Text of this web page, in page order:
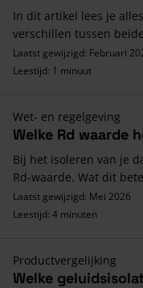
In dit artikel lees je
verschillen tussen
Laatst gewijzigd: Februari
Leestijd: 1 minuut
Wet- en regelgeving
Welke Rd waarde
Bij het isoleren van je
Rd-waarde. Wat dit
Laatst gewijzigd: Mei 2026
Leestijd: 4 minuten
Productvergelijking
Welke